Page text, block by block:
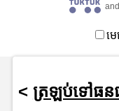
and
ម
< ត្រឡប់ទៅធន